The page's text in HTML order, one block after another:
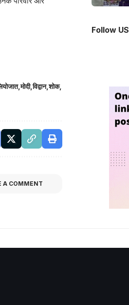
मोदी विद्वान शोक
A COMMENT
Follow US